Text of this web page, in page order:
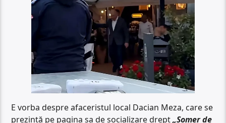
E vorba despre afaceristul local Dacian Meza, care se
prezintă pe pagina sa de socializare drept„Șomer de